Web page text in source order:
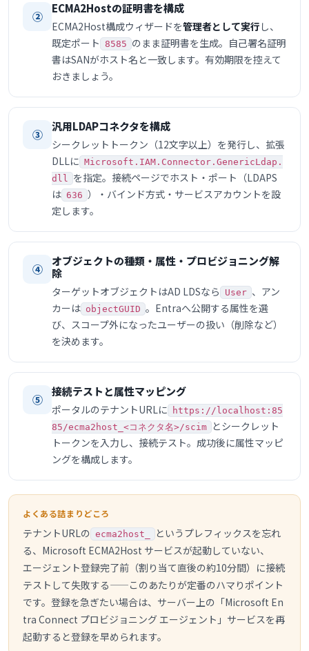
②
ECMA2Hostの証明書を構成
ECMA2Host構成ウィザードを管理者として実行 し、
既定ポート 8585 のまま証明書を生成。自己署名証明
書はSANがホスト名と一致します。有効期限を控えて
おきましょう。
③
汎用LDAPコネクタを構成
シークレットトークン（12文字以上）を発行し、拡張
DLLに Microsoft.IAM.Connector.GenericLdap.
dll を指定。接続ページでホスト・ポート（LDAPS
は 636 ）・バインド方式・サービスアカウントを設
定します。
④
オブジェクトの種類・属性・プロビジョニング解
除
ターゲットオブジェクトはAD LDSなら User 、アン
カーは objectGUID 。Entraへ公開する属性を選
び、スコープ外になったユーザーの扱い（削除など）
を決めます。
⑤
接続テストと属性マッピング
ポータルのテナントURLに
https://localhost:85
85/ecma2host_<コネクタ名>/scim
とシークレット
トークンを入力し、接続テスト。成功後に属性マッピ
ングを構成します。
よくある詰まりどころ
テナントURLの ecma2host_
というプレフィックスを忘れ
る、Microsoft ECMA2Host サービスが起動していない、
エージェント登録完了前（割り当て直後の約10分間）に接続
テストして失敗する——このあたりが定番のハマりポイント
です。登録を急ぎたい場合は、サーバー上の「Microsoft En
tra Connect プロビジョニング エージェント」サービスを再
起動すると登録を早められます。